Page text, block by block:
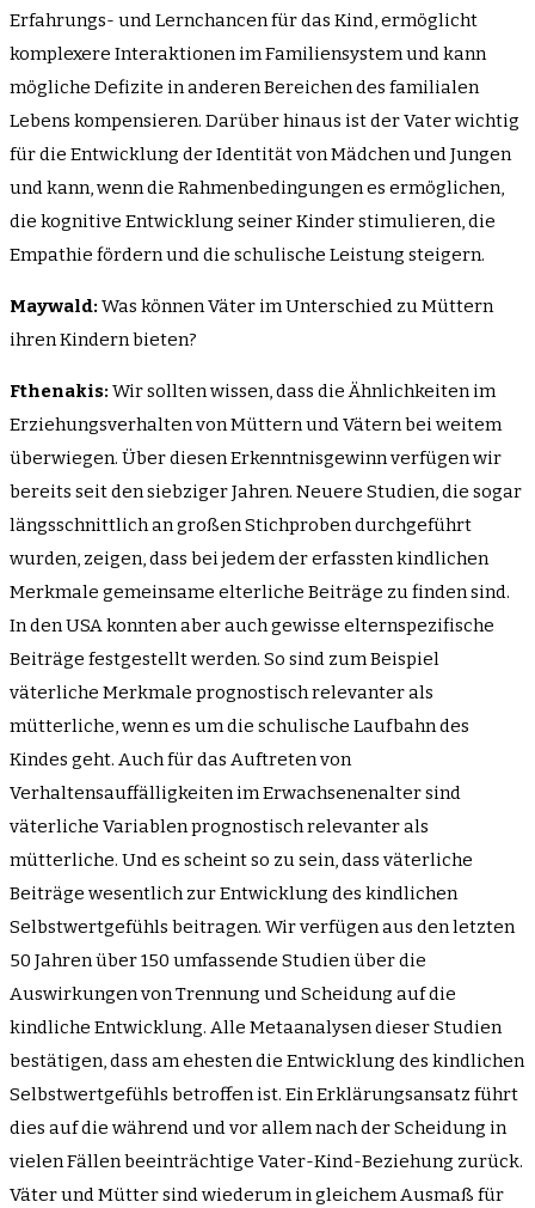
Erfahrungs- und Lernchancen für das Kind, ermöglicht
komplexere Interaktionen im Familiensystem und kann
mögliche Defizite in anderen Bereichen des familialen
Lebens kompensieren. Darüber hinaus ist der Vater wichtig
für die Entwicklung der Identität von Mädchen und Jungen
und kann, wenn die Rahmenbedingungen es ermöglichen,
die kognitive Entwicklung seiner Kinder stimulieren, die
Empathie fördern und die schulische Leistung steigern.
Maywald: Was können Väter im Unterschied zu Müttern
ihren Kindern bieten?
Fthenakis: Wir sollten wissen, dass die Ähnlichkeiten im
Erziehungsverhalten von Müttern und Vätern bei weitem
überwiegen. Über diesen Erkenntnisgewinn verfügen wir
bereits seit den siebziger Jahren. Neuere Studien, die sogar
längsschnittlich an großen Stichproben durchgeführt
wurden, zeigen, dass bei jedem der erfassten kindlichen
Merkmale gemeinsame elterliche Beiträge zu finden sind.
In den USA konnten aber auch gewisse elternspezifische
Beiträge festgestellt werden. So sind zum Beispiel
väterliche Merkmale prognostisch relevanter als
mütterliche, wenn es um die schulische Laufbahn des
Kindes geht. Auch für das Auftreten von
Verhaltensauffälligkeiten im Erwachsenenalter sind
väterliche Variablen prognostisch relevanter als
mütterliche. Und es scheint so zu sein, dass väterliche
Beiträge wesentlich zur Entwicklung des kindlichen
Selbstwertgefühls beitragen. Wir verfügen aus den letzten
50 Jahren über 150 umfassende Studien über die
Auswirkungen von Trennung und Scheidung auf die
kindliche Entwicklung. Alle Metaanalysen dieser Studien
bestätigen, dass am ehesten die Entwicklung des kindlichen
Selbstwertgefühls betroffen ist. Ein Erklärungsansatz führt
dies auf die während und vor allem nach der Scheidung in
vielen Fällen beeinträchtige Vater-Kind-Beziehung zurück.
Väter und Mütter sind wiederum in gleichem Ausmaß für